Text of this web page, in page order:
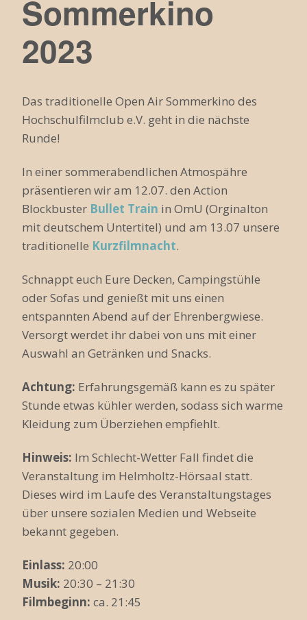
Sommerkino
2023
Das traditionelle Open Air Sommerkino des
Hochschulfilmclub e.V. geht in die nächste
Runde!
In einer sommerabendlichen Atmospähre
präsentieren wir am 12.07. den Action
Blockbuster Bullet Train in OmU (Orginalton
mit deutschem Untertitel) und am 13.07 unsere
traditionelle Kurzfilmnacht.
Schnappt euch Eure Decken, Campingstühle
oder Sofas und genießt mit uns einen
entspannten Abend auf der Ehrenbergwiese.
Versorgt werdet ihr dabei von uns mit einer
Auswahl an Getränken und Snacks.
Achtung: Erfahrungsgemäß kann es zu später
Stunde etwas kühler werden, sodass sich warme
Kleidung zum Überziehen empfiehlt.
Hinweis: Im Schlecht-Wetter Fall findet die
Veranstaltung im Helmholtz-Hörsaal statt.
Dieses wird im Laufe des Veranstaltungstages
über unsere sozialen Medien und Webseite
bekannt gegeben.
Einlass: 20:00
Musik: 20:30 – 21:30
Filmbeginn: ca. 21:45